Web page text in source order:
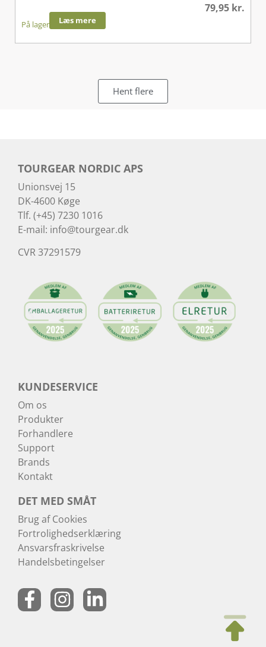
79,95 kr.
På lager Læs mere
Hent flere
TOURGEAR NORDIC APS
Unionsvej 15
DK-4600 Køge
Tlf. (+45) 7230 1016
E-mail: info@tourgear.dk
CVR 37291579
KUNDESERVICE
Om os
Produkter
Forhandlere
Support
Brands
Kontakt
DET MED SMÅT
Brug af Cookies
Fortrolighedserklæring
Ansvarsfraskrivelse
Handelsbetingelser